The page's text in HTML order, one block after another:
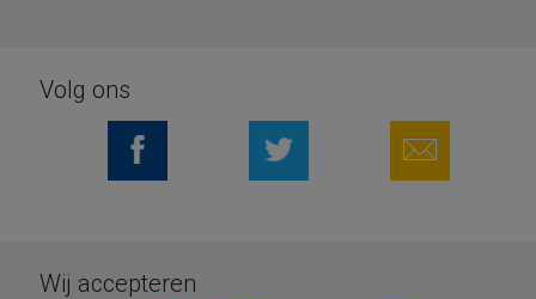
Volg ons
Wij accepteren